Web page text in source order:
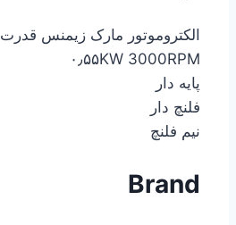
الکتروموتور مارک زیمنس قدرت ۰/۵۵ کیلووات دور خروجی ۳۰۰۰ دور در دقیقه سه فاز
۰٫۵۵KW 3000RPM
پایه دار
فلنچ دار
نیم فلنچ
Brand